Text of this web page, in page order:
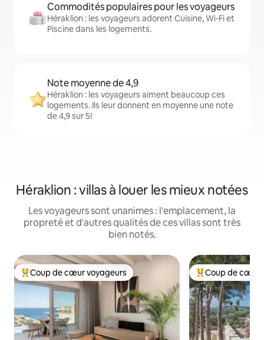
Commodités populaires pour les voyageurs
Héraklion : les voyageurs adorent Cuisine, Wi-Fi et
Piscine dans les logements.
Note moyenne de 4,9
Héraklion : les voyageurs aiment beaucoup ces
logements. Ils leur donnent en moyenne une note
de 4,9 sur 5!
Héraklion : villas à louer les mieux notées
Les voyageurs sont unanimes : l'emplacement, la
propreté et d'autres qualités de ces villas sont très
bien notés.
Coup de cœur voyageurs parmi les plus aimés
Coup de cœur voyageurs Coup de cœur
Coup de cœur